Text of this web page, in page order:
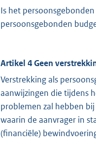
Is het
persoonsgebonden
Artikel 4 Geen
Verstrekking als
aanwijzingen die tijdens
problemen zal hebben
waarin de aanvrager in
(financiële)